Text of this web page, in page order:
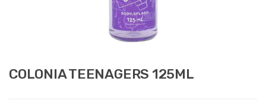
COLONIA TEENAGERS 125ML